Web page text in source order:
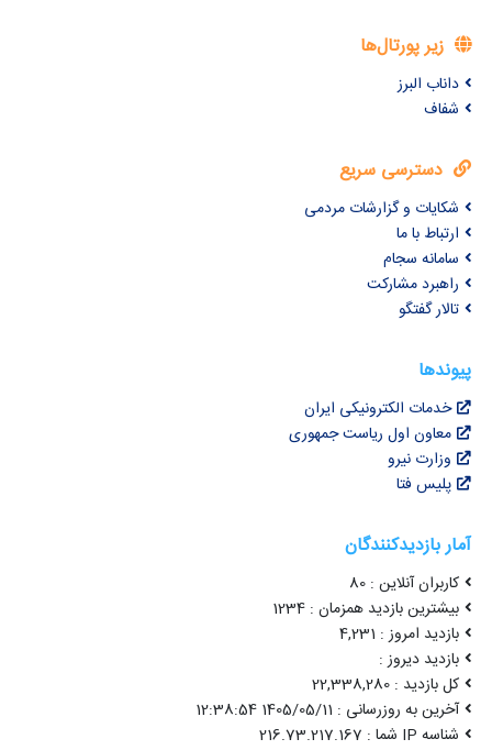
زیر پورتال‌ها
داناب البرز
شفاف
دسترسی سریع
شکایات و گزارشات مردمی
ارتباط با ما
سامانه سجام
راهبرد مشارکت
تالار گفتگو
پیوندها
خدمات الکترونیکی ایران
معاون اول ریاست جمهوری
وزارت نیرو
پلیس فتا
آمار بازدیدکنندگان
کاربران آنلاین : 80
بیشترین بازدید همزمان : 1234
بازدید امروز : 4,231
بازدید دیروز :
کل بازدید : 22,338,280
آخرین به روزرسانی : 1405/05/11 12:38:54
شناسه IP شما : 216.73.217.167